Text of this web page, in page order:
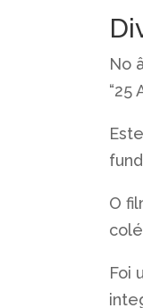
No
“25
O
Foi